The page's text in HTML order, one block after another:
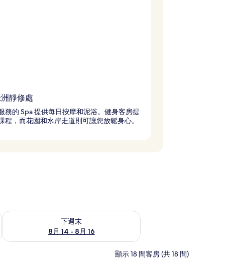
靜修處
務的 Spa 提供每日按摩和泥浴。健身客房提
程，而花園和水岸走道則可讓您放鬆身心。
下週末
8月 14 - 8月 16
查看下週末 (8月 14 - 8月 16) 的供應情況
顯示 18 間客房 (共 18 間)